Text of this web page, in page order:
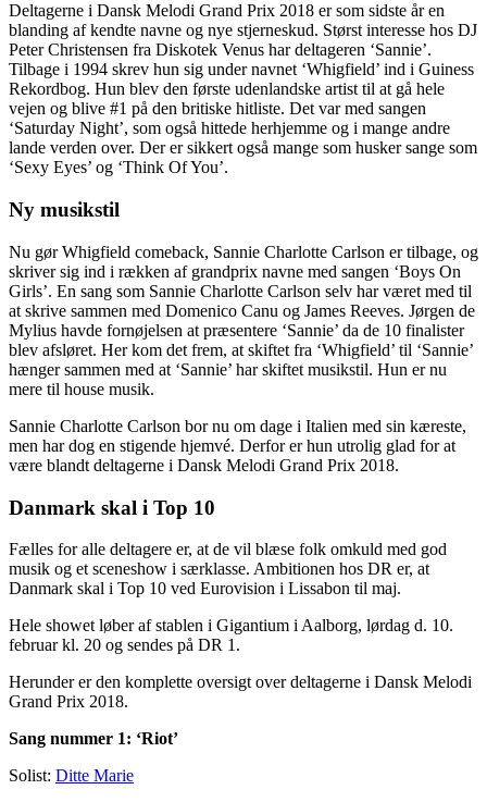
Deltagerne i Dansk Melodi Grand Prix 2018 er som sidste år en
blanding af kendte navne og nye stjerneskud. Størst interesse hos DJ
Peter Christensen fra Diskotek Venus har deltageren ‘Sannie’.
Tilbage i 1994 skrev hun sig under navnet ‘Whigfield’ ind i Guiness
Rekordbog. Hun blev den første udenlandske artist til at gå hele
vejen og blive #1 på den britiske hitliste. Det var med sangen
‘Saturday Night’, som også hittede herhjemme og i mange andre
lande verden over. Der er sikkert også mange som husker sange som
‘Sexy Eyes’ og ‘Think Of You’.
Ny musikstil
Nu gør Whigfield comeback, Sannie Charlotte Carlson er tilbage, og
skriver sig ind i rækken af grandprix navne med sangen ‘Boys On
Girls’. En sang som Sannie Charlotte Carlson selv har været med til
at skrive sammen med Domenico Canu og James Reeves. Jørgen de
Mylius havde fornøjelsen at præsentere ‘Sannie’ da de 10 finalister
blev afsløret. Her kom det frem, at skiftet fra ‘Whigfield’ til ‘Sannie’
hænger sammen med at ‘Sannie’ har skiftet musikstil. Hun er nu
mere til house musik.
Sannie Charlotte Carlson bor nu om dage i Italien med sin kæreste,
men har dog en stigende hjemvé. Derfor er hun utrolig glad for at
være blandt deltagerne i Dansk Melodi Grand Prix 2018.
Danmark skal i Top 10
Fælles for alle deltagere er, at de vil blæse folk omkuld med god
musik og et sceneshow i særklasse. Ambitionen hos DR er, at
Danmark skal i Top 10 ved Eurovision i Lissabon til maj.
Hele showet løber af stablen i Gigantium i Aalborg, lørdag d. 10.
februar kl. 20 og sendes på DR 1.
Herunder er den komplette oversigt over deltagerne i Dansk Melodi
Grand Prix 2018.
Sang nummer 1: ‘Riot’
Solist: Ditte Marie